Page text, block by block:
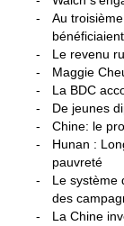
-
Au
-
Le revenu
-
Maggie
-
La BDC
-
De jeunes
-
Chine: le
-
Hunan :
pauvreté
-
Le système
des
-
La Chine